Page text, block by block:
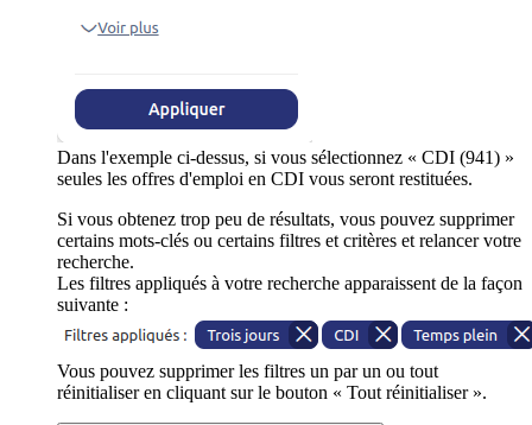
Dans l'exemple ci-dessus, si vous sélectionnez « CDI (941) »
seules les offres d'emploi en CDI vous seront restituées.
Si vous obtenez trop peu de résultats, vous pouvez supprimer
certains mots-clés ou certains filtres et critères et relancer votre
recherche.
Les filtres appliqués à votre recherche apparaissent de la façon
suivante :
Vous pouvez supprimer les filtres un par un ou tout
réinitialiser en cliquant sur le bouton « Tout réinitialiser ».